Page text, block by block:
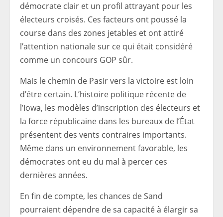
démocrate clair et un profil attrayant pour les
électeurs croisés. Ces facteurs ont poussé la
course dans des zones jetables et ont attiré
l’attention nationale sur ce qui était considéré
comme un concours GOP sûr.
Mais le chemin de Pasir vers la victoire est loin
d’être certain. L’histoire politique récente de
l’Iowa, les modèles d’inscription des électeurs et
la force républicaine dans les bureaux de l’État
présentent des vents contraires importants.
Même dans un environnement favorable, les
démocrates ont eu du mal à percer ces
dernières années.
En fin de compte, les chances de Sand
pourraient dépendre de sa capacité à élargir sa